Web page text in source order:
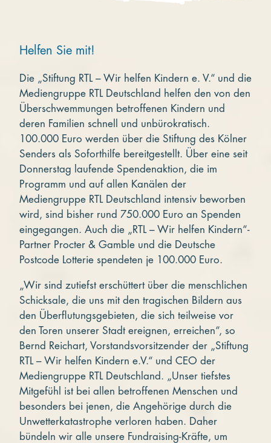
Helfen Sie mit!
Die „Stiftung RTL – Wir helfen Kindern e. V.“ und die
Mediengruppe RTL Deutschland helfen den von den
Überschwemmungen betroffenen Kindern und
deren Familien schnell und unbürokratisch.
100.000 Euro werden über die Stiftung des Kölner
Senders als Soforthilfe bereitgestellt. Über eine seit
Donnerstag laufende Spendenaktion, die im
Programm und auf allen Kanälen der
Mediengruppe RTL Deutschland intensiv beworben
wird, sind bisher rund 750.000 Euro an Spenden
eingegangen. Auch die „RTL – Wir helfen Kindern“-
Partner Procter & Gamble und die Deutsche
Postcode Lotterie spendeten je 100.000 Euro.
„Wir sind zutiefst erschüttert über die menschlichen
Schicksale, die uns mit den tragischen Bildern aus
den Überflutungsgebieten, die sich teilweise vor
den Toren unserer Stadt ereignen, erreichen“, so
Bernd Reichart, Vorstandsvorsitzender der „Stiftung
RTL – Wir helfen Kindern e.V.“ und CEO der
Mediengruppe RTL Deutschland. „Unser tiefstes
Mitgefühl ist bei allen betroffenen Menschen und
besonders bei jenen, die Angehörige durch die
Unwetterkatastrophe verloren haben. Daher
bündeln wir alle unsere Fundraising-Kräfte, um